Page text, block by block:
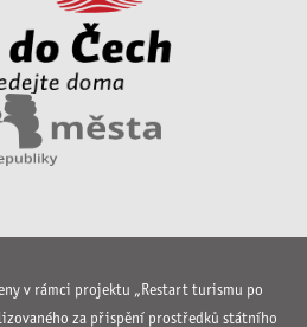
v rámci projektu „Restart turismu po
za přispění prostředků státního